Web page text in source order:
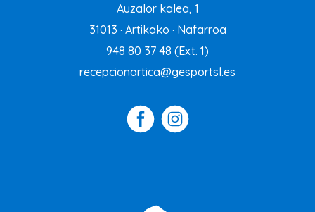
Auzalor kalea, 1
31013 · Artikako · Nafarroa
948 80 37 48 (Ext. 1)
recepcionartica@gesportsl.es